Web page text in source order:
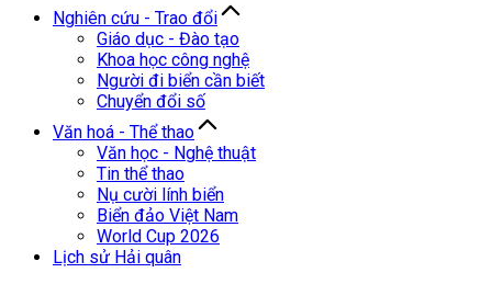
Nghiên cứu - Trao đổi
Giáo dục - Đào tạo
Khoa học công nghệ
Người đi biển cần biết
Chuyển đổi số
Văn hoá - Thể thao
Văn học - Nghệ thuật
Tin thể thao
Nụ cười lính biển
Biển đảo Việt Nam
World Cup 2026
Lịch sử Hải quân